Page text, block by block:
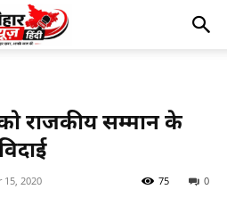
राजकीय सम्मान के
15, 2020 0
75